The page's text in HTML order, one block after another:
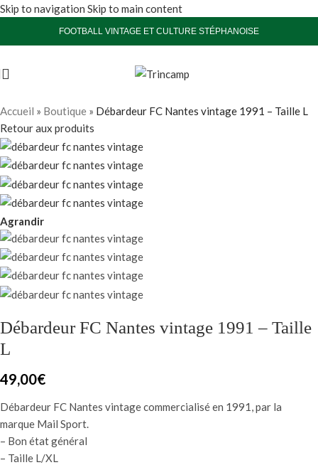
Skip to navigation Skip to main content
FOOTBALL VINTAGE ET CULTURE STÉPHANOISE
Accueil » Boutique » Débardeur FC Nantes vintage 1991 – Taille L
Retour aux produits
Agrandir
Débardeur FC Nantes vintage 1991 – Taille
L
49,00€
Débardeur FC Nantes vintage commercialisé en 1991, par la
marque Mail Sport.
– Bon état général
– Taille L/XL